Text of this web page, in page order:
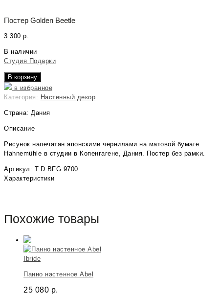
Постер Golden Beetle
3 300 р.
В наличии
Студия Подарки
В корзину
в избранное
Категория: Настенный декор
Страна: Дания
Описание
Рисунок напечатан японскими чернилами на матовой бумаге
Hahnemühle в студии в Копенгагене, Дания. Постер без рамки.
Артикул: T.D.BFG 9700
Характеристики
Похожие товары
Ibride
Панно настенное Abel
25 080 р.